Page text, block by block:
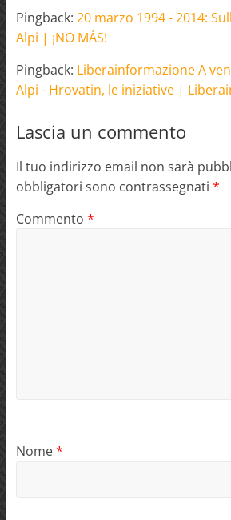
Pingback: 20 marzo 1994 - 2014:
Alpi | ¡NO MÁS!
Pingback: Liberainformazione A
Alpi - Hrovatin, le iniziative |
Lascia un commento
Il tuo indirizzo email non sarà
obbligatori sono contrassegnati *
Commento *
Nome*